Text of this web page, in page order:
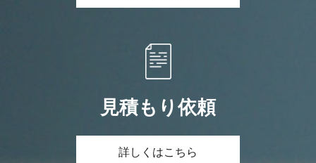
見積もり依頼
詳しくはこちら